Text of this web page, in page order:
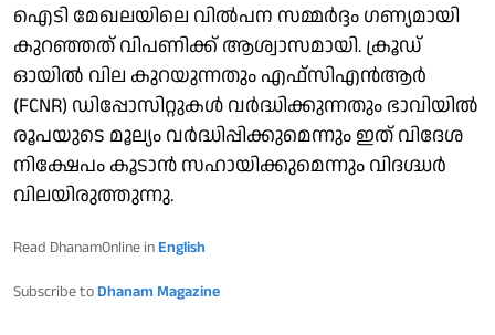
ഐടി മേഖലയിലെ വിൽപന സമ്മർദ്ദം ഗണ്യമായി
കുറഞ്ഞത് വിപണിക്ക് ആശ്വാസമായി. ക്രൂഡ്
ഓയിൽ വില കുറയുന്നതും എഫ്‌സിഎൻആർ
(FCNR) ഡിപ്പോസിറ്റുകൾ വർദ്ധിക്കുന്നതും ഭാവിയിൽ
രൂപയുടെ മൂല്യം വർദ്ധിപ്പിക്കുമെന്നും ഇത് വിദേശ
നിക്ഷേപം കൂടാൻ സഹായിക്കുമെന്നും വിദഗ്ദ്ധർ
വിലയിരുത്തുന്നു.
Read DhanamOnline in English
Subscribe to Dhanam Magazine